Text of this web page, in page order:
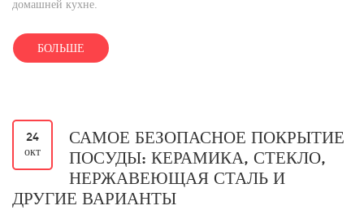
домашней кухне.
БОЛЬШЕ
24
окт
САМОЕ БЕЗОПАСНОЕ ПОКРЫТИЕ
ПОСУДЫ: КЕРАМИКА, СТЕКЛО,
НЕРЖАВЕЮЩАЯ СТАЛЬ И
ДРУГИЕ ВАРИАНТЫ